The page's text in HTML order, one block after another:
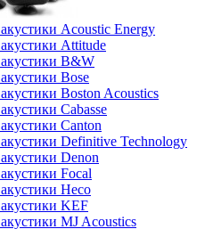
Acoustic Energy
Attitude
B&W
Bose
Boston Acoustics
Cabasse
Canton
Definitive Technology
Denon
Focal
Heco
KEF
MJ Acoustics